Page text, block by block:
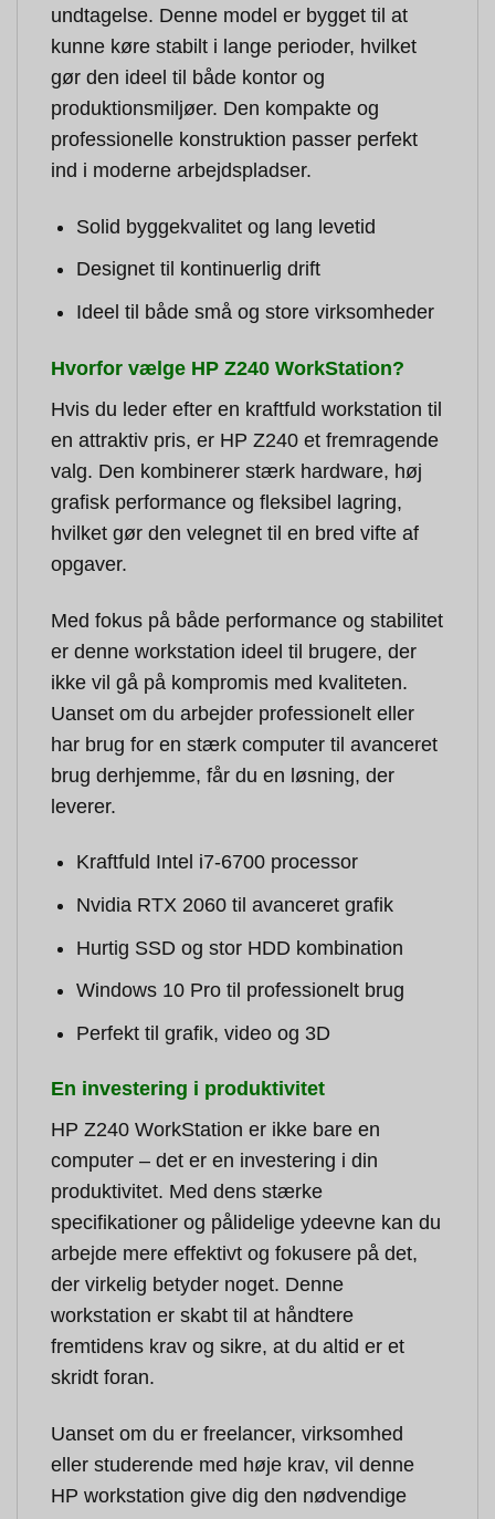
undtagelse. Denne model er bygget til at
kunne køre stabilt i lange perioder, hvilket
gør den ideel til både kontor og
produktionsmiljøer. Den kompakte og
professionelle konstruktion passer perfekt
ind i moderne arbejdspladser.
Solid byggekvalitet og lang levetid
Designet til kontinuerlig drift
Ideel til både små og store virksomheder
Hvorfor vælge HP Z240 WorkStation?
Hvis du leder efter en kraftfuld workstation til
en attraktiv pris, er HP Z240 et fremragende
valg. Den kombinerer stærk hardware, høj
grafisk performance og fleksibel lagring,
hvilket gør den velegnet til en bred vifte af
opgaver.
Med fokus på både performance og stabilitet
er denne workstation ideel til brugere, der
ikke vil gå på kompromis med kvaliteten.
Uanset om du arbejder professionelt eller
har brug for en stærk computer til avanceret
brug derhjemme, får du en løsning, der
leverer.
Kraftfuld Intel i7-6700 processor
Nvidia RTX 2060 til avanceret grafik
Hurtig SSD og stor HDD kombination
Windows 10 Pro til professionelt brug
Perfekt til grafik, video og 3D
En investering i produktivitet
HP Z240 WorkStation er ikke bare en
computer – det er en investering i din
produktivitet. Med dens stærke
specifikationer og pålidelige ydeevne kan du
arbejde mere effektivt og fokusere på det,
der virkelig betyder noget. Denne
workstation er skabt til at håndtere
fremtidens krav og sikre, at du altid er et
skridt foran.
Uanset om du er freelancer, virksomhed
eller studerende med høje krav, vil denne
HP workstation give dig den nødvendige